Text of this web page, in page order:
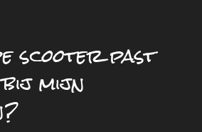
scooter past
mijn